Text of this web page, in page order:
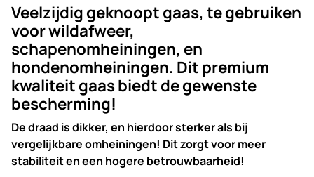
Veelzijdig geknoopt gaas, te gebruiken
voor wildafweer,
schapenomheiningen, en
hondenomheiningen. Dit premium
kwaliteit gaas biedt de gewenste
bescherming!
De draad is dikker, en hierdoor sterker als bij
vergelijkbare omheiningen! Dit zorgt voor meer
stabiliteit en een hogere betrouwbaarheid!